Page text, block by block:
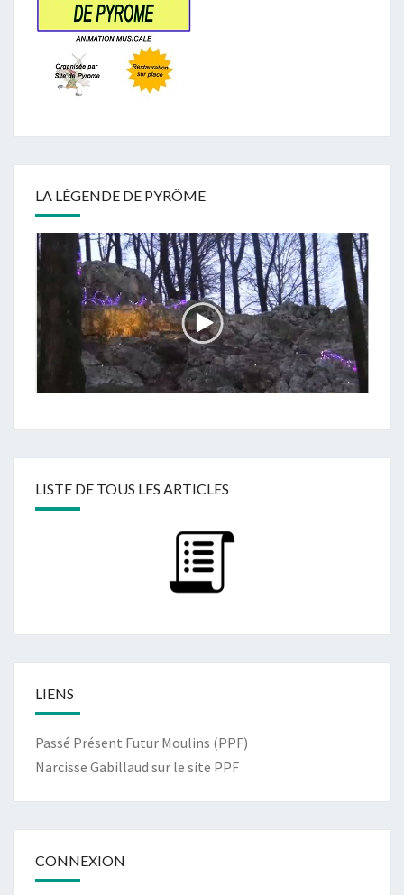
LA LÉGENDE DE PYRÔME
LISTE DE TOUS LES ARTICLES
LIENS
Passé Présent Futur Moulins (PPF)
Narcisse Gabillaud sur le site PPF
CONNEXION